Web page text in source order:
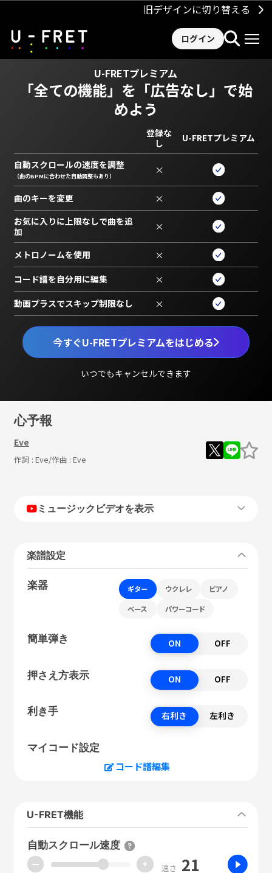
旧デザインに切り替える
ログイン
U-FRETプレミアム
「全ての機能」を 「広告なし」で始
めよう
今すぐU-FRETプレミアムをはじめる
いつでもキャンセルできます
登録な
し
U-FRETプレミアム
自動スクロールの速度を調整
（曲のBPMに合わせた自動調整もあり） ×
曲のキーを変更 ×
お気に入りに上限なしで曲を追
加
×
メトロノームを使用 ×
コード譜を自分用に編集 ×
動画プラスでスキップ制限なし ×
心予報
Eve
作詞 : Eve/作曲 : Eve
ミュージックビデオを表示
楽譜設定
楽器 ギター ウクレレ ピアノ
ベース パワーコード
簡単弾き ON OFF
押さえ方表示 ON OFF
利き手 右利き 左利き
マイコード設定
コード譜編集
U-FRET機能
自動スクロール速度
ー + 速さ 21